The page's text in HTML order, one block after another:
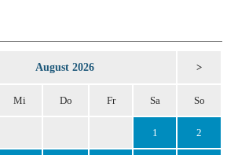
August 2026 >
Mi Do Fr Sa So
1 2